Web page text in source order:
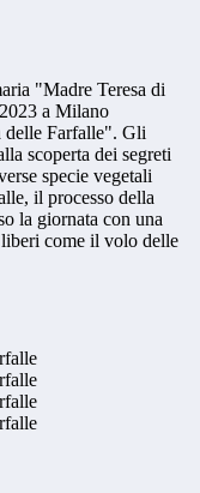
"Madre Teresa di
a Milano
delle Farfalle". Gli
scoperta dei segreti
specie vegetali
il processo della
la giornata con una
liberi come il volo delle